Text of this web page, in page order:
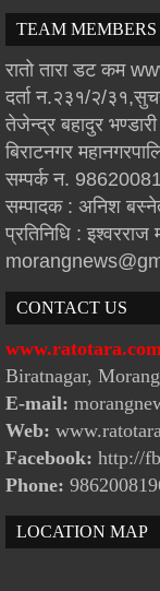
TEAM MEMBERS
रातो तारा डट कम
दर्ता न.२३१/२/
तेजेन्द्र बहादुर
बिराटनगर
सम्पर्क न.
सम्पादक : अनिश
प्रतिनिधि :
CONTACT US
www.ratotara.com
Biratnagar,
E-mail:
Web:
Facebook: http://
Phone:
LOCATION MAP